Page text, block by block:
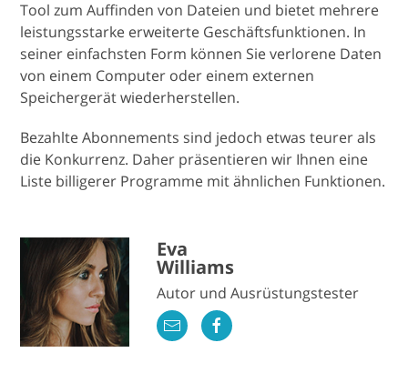
Tool zum Auffinden von Dateien und bietet mehrere
leistungsstarke erweiterte Geschäftsfunktionen. In
seiner einfachsten Form können Sie verlorene Daten
von einem Computer oder einem externen
Speichergerät wiederherstellen.
Bezahlte Abonnements sind jedoch etwas teurer als
die Konkurrenz. Daher präsentieren wir Ihnen eine
Liste billigerer Programme mit ähnlichen Funktionen.
Eva
Williams
Autor und Ausrüstungstester